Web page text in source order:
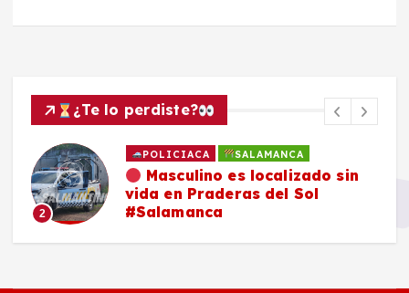
¿Te lo perdiste?
2
POLICIACA SALAMANCA
Masculino es localizado sin
vida en Praderas del Sol
#Salamanca